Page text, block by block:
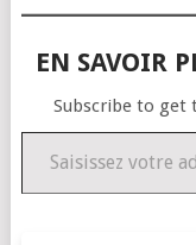
EN SAVOIR
Subscribe to get
Saisissez votre adresse e-mail…